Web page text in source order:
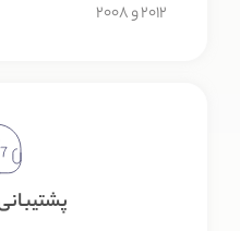
۲۰۱۲ و ۲۰۰۸
پشتیبانی ۲۴